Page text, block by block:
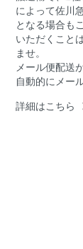
によって佐川
となる場合も
いただくこと
ませ。
メール便配送
自動的にメー
詳細はこちら